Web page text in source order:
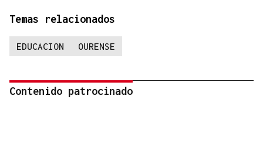
Temas relacionados
EDUCACION OURENSE
Contenido patrocinado